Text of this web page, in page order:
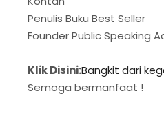
Penulis Buku Best Seller
Founder Public Speaking
Klik Disini:Bangkit dari
Semoga bermanfaat !